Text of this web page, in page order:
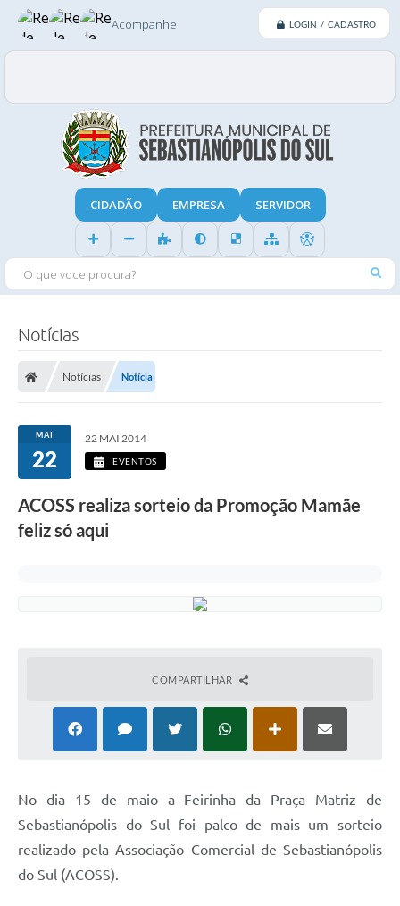
LOGIN / CADASTRO
O QUE VOCE PROCURA?
Acompanhe
CIDADÃO EMPRESA SERVIDOR
Notícias
Notícias Notícia
MAI
22
22 MAI 2014
EVENTOS
ACOSS realiza sorteio da Promoção Mamãe
feliz só aqui
COMPARTILHAR
No dia 15 de maio a Feirinha da Praça Matriz de
Sebastianópolis do Sul foi palco de mais um sorteio
realizado pela Associação Comercial de Sebastianópolis
do Sul (ACOSS).